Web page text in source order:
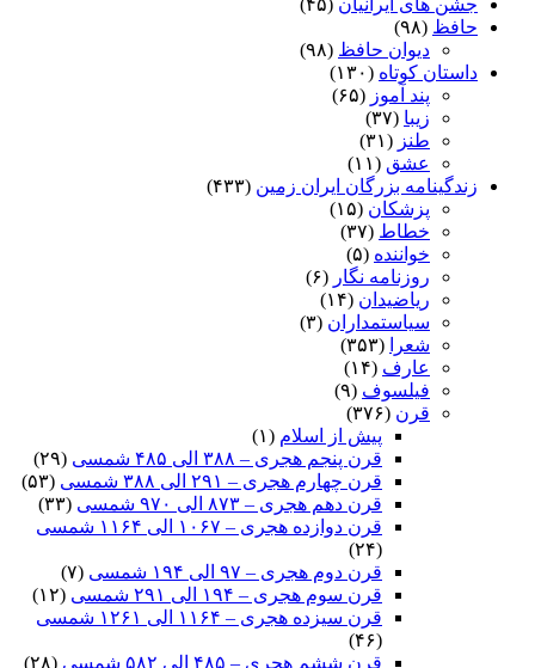
حافظ (۹۸)
دیوان حافظ (۹۸)
داستان کوتاه (۱۳۰)
پند آموز (۶۵)
زیبا (۳۷)
طنز (۳۱)
عشق (۱۱)
زندگینامه بزرگان ایران زمین (۴۳۳)
پزشکان (۱۵)
خطاط (۳۷)
خواننده (۵)
روزنامه نگار (۶)
ریاضیدان (۱۴)
سیاستمداران (۳)
شعرا
(۳۵۳)
عارف (۱۴)
فیلسوف (۹)
قرن (۳۷۶)
پیش از اسلام (۱)
قرن پنجم هجری – ۳۸۸ الی ۴۸۵ شمسی
(۲۹)
قرن چهارم هجری – ۲۹۱ الی ۳۸۸ شمسی
(۵۳)
قرن دهم هجری – ۸۷۳ الی ۹۷۰ شمسی
(۳۳)
قرن دوازده هجری – ۱۰۶۷ الی ۱۱۶۴ شمسی
(۲۴)
قرن دوم هجری – ۹۷ الی ۱۹۴ شمسی
(۷)
قرن سوم هجری – ۱۹۴ الی ۲۹۱ شمسی
(۱۲)
قرن سیزده هجری – ۱۱۶۴ الی ۱۲۶۱ شمسی
(۴۶)
قرن ششم هجری – ۴۸۵ الی ۵۸۲ شمسی
(۲۸)